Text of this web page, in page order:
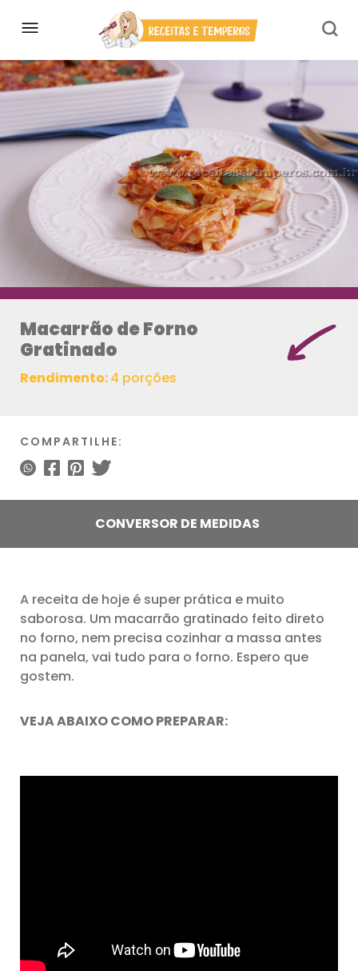
Macarrão de Forno
Gratinado
Rendimento:4 porções
COMPARTILHE:
CONVERSOR DE MEDIDAS
A receita de hoje é super prática e muito
saborosa. Um macarrão gratinado feito direto
no forno, nem precisa cozinhar a massa antes
na panela, vai tudo para o forno. Espero que
gostem.
VEJA ABAIXO COMO PREPARAR: